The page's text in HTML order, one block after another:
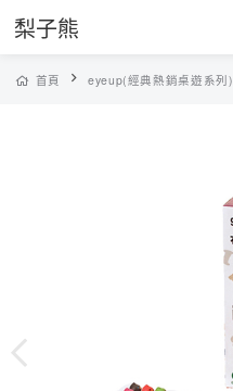
梨子熊
首頁 eyeup(經典熱銷桌遊系列)